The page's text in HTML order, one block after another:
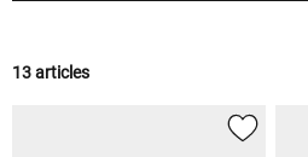
13 articles